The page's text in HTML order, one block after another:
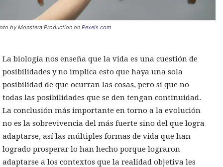
by Monstera Production on Pexels.com
La biología nos enseña que la vida es una cuestión de
posibilidades y no implica esto que haya una sola
posibilidad de que ocurran las cosas, pero sí que no
todas las posibilidades que se den tengan continuidad.
La conclusión más importante en torno a la evolución
no es la sobrevivencia del más fuerte sino del que logra
adaptarse, así las múltiples formas de vida que han
logrado prosperar lo han hecho porque lograron
adaptarse a los contextos que la realidad objetiva les